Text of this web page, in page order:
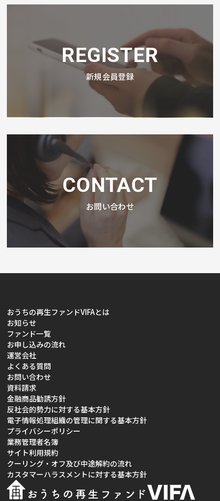
REGISTER
新規会員登録
CONTACT
お問い合わせ
おうちの再生ファンドVIFAとは
お知らせ
ファンド一覧
お申し込みの流れ
運営会社
よくある質問
お問い合わせ
資料請求
金融商品勧誘方針
反社会的勢力に対する基本方針
電子情報処理組織の管理に関する基本方針
プライバシーポリシー
業務管理者名簿
サイト利用規約
クーリング・オフ及び中途解約の流れ
カスタマーハラスメントに対する基本方針